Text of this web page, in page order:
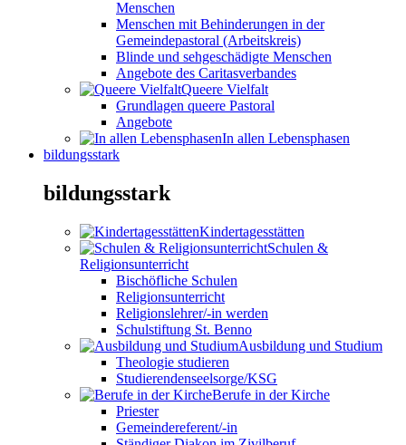
Menschen
Menschen mit Behinderungen in der
Gemeindepastoral (Arbeitskreis)
Blinde und sehgeschädigte Menschen
Angebote des Caritasverbandes
Queere Vielfalt
Grundlagen queere Pastoral
Angebote
In allen Lebensphasen
bildungsstark
bildungsstark
Kindertagesstätten
Schulen &
Religionsunterricht
Bischöfliche Schulen
Religionsunterricht
Religionslehrer/-in werden
Schulstiftung St. Benno
Ausbildung und Studium
Theologie studieren
Studierendenseelsorge/KSG
Berufe in der Kirche
Priester
Gemeindereferent/-in